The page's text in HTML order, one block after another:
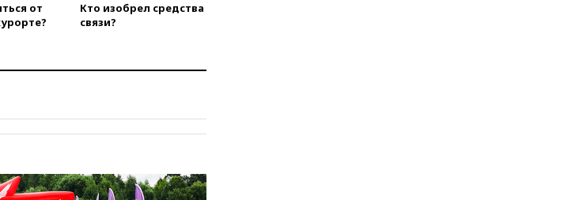
пройдет в 2026 году
Белгородской области
экстремизма
от
Кто изобрел средства
связи?